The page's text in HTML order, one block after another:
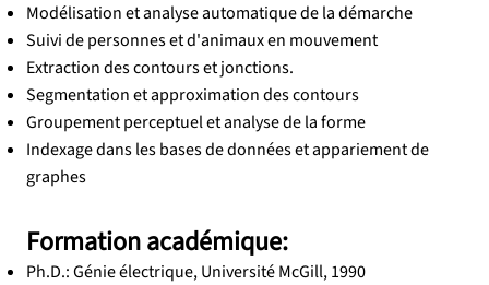
Modélisation et analyse automatique de la démarche
Suivi de personnes et d'animaux en mouvement
Extraction des contours et jonctions.
Segmentation et approximation des contours
Groupement perceptuel et analyse de la forme
Indexage dans les bases de données et appariement de
graphes
Formation académique:
Ph.D.: Génie électrique, Université McGill, 1990